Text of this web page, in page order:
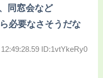
同窓会など
必要なさそうだな
ID:1vtYkeRy0